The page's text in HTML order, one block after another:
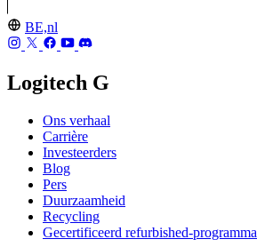
BE,nl
Logitech G
Ons verhaal
Carrière
Investeerders
Blog
Pers
Duurzaamheid
Recycling
Gecertificeerd refurbished-programma